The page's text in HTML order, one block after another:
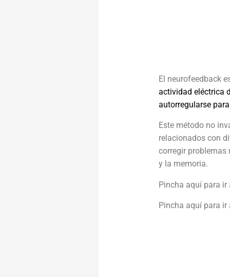
El neurofeedback
actividad eléctrica
autorregularse
Este método no
relacionados con
corregir
y la memoria.
Pincha aquí para ir
Pincha aquí para